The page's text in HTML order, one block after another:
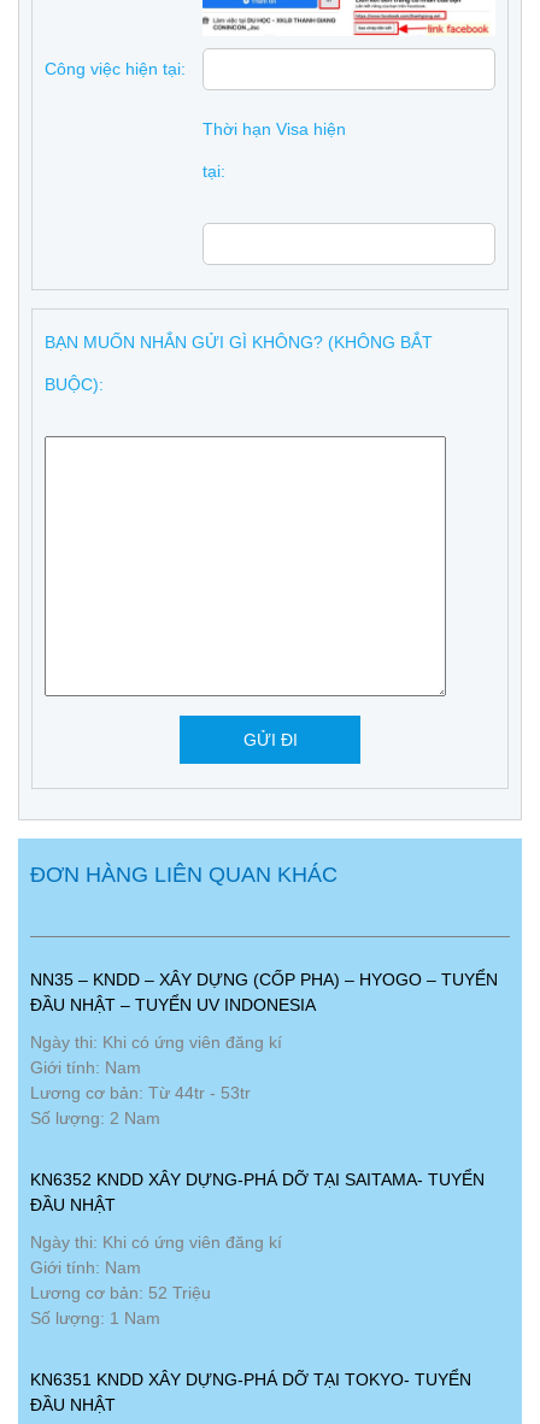
Công việc hiện tại:
Thời hạn Visa hiện
tại:
BẠN MUỐN NHẮN GỬI GÌ KHÔNG? (KHÔNG BẮT
BUỘC):
ĐƠN HÀNG LIÊN QUAN KHÁC
NN35 – KNDD – XÂY DỰNG (CỐP PHA) – HYOGO – TUYỂN
ĐẦU NHẬT – TUYỂN UV INDONESIA
Ngày thi: Khi có ứng viên đăng kí
Giới tính: Nam
Lương cơ bản: Từ 44tr - 53tr
Số lượng: 2 Nam
KN6352 KNDD XÂY DỰNG-PHÁ DỠ TẠI SAITAMA- TUYỂN
ĐẦU NHẬT
Ngày thi: Khi có ứng viên đăng kí
Giới tính: Nam
Lương cơ bản: 52 Triệu
Số lượng: 1 Nam
KN6351 KNDD XÂY DỰNG-PHÁ DỠ TẠI TOKYO- TUYỂN
ĐẦU NHẬT